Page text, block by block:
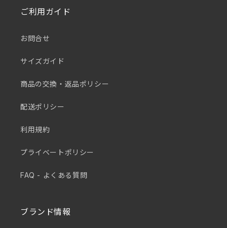
ご利用ガイド
お問合せ
サイズガイド
商品の交換・返品ポリシー
配送ポリシー
利用規約
プライベートポリシー
FAQ - よくある質問
ブランド情報